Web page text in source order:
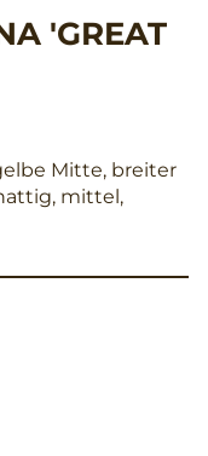
'GREAT
Mitte, breiter
mittel,